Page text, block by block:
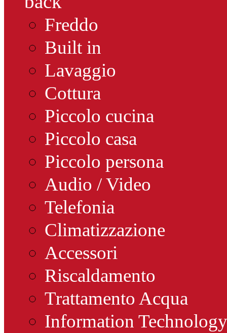
Freddo
Built in
Lavaggio
Cottura
Piccolo cucina
Piccolo casa
Piccolo persona
Audio / Video
Telefonia
Climatizzazione
Accessori
Riscaldamento
Trattamento Acqua
Information Technology